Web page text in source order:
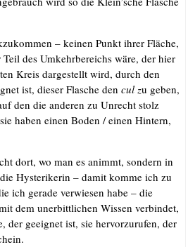
– kei­nen Punkt ihrer Flä­che,
des Umkehr­be­reichs wäre, der hier
Kreis dar­ge­stellt wird, durch den
ist, die­ser Fla­sche den cul zu geben,
den die ande­ren zu Unrecht stolz
haben einen Boden /​ einen Hin­tern,
dort, wo man es animmt, son­dern in
Hys­te­ri­ke­rin – damit kom­me ich zu
ich gera­de ver­wie­sen habe – die
dem uner­bitt­li­chen Wis­sen ver­bin­det,
der geeig­net ist, sie her­vor­zu­ru­fen, der